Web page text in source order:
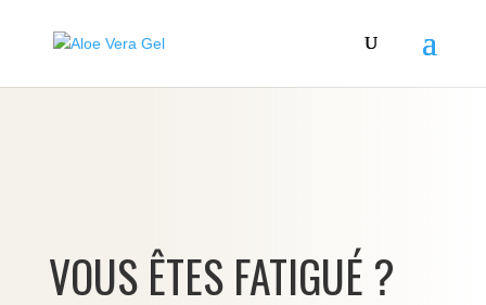
VOUS ÊTES FATIGUÉ ?